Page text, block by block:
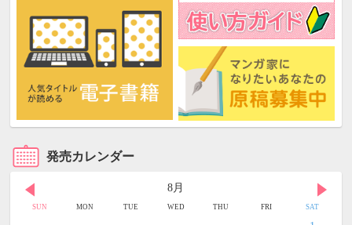
発売カレンダー
8月
SUN MON TUE WED THU FRI SAT